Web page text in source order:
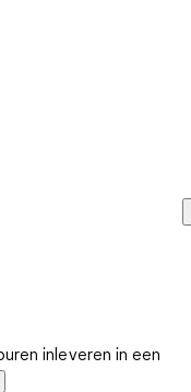
inleveren in een